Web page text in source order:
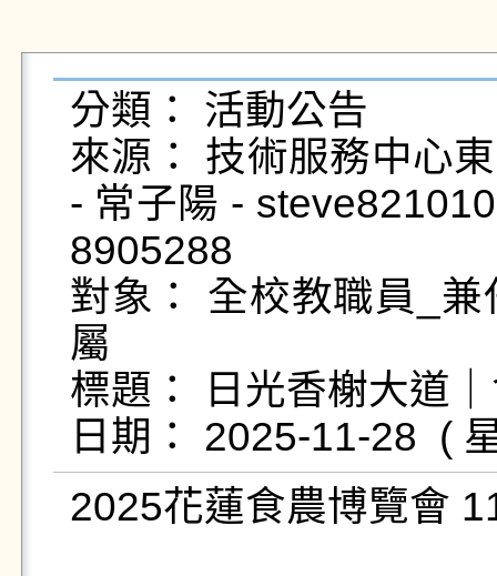
分類： 活動公告
來源： 技術服務中心
- 常子陽 -
8905288
對象： 全校教職員_
屬
標題： 日光香榭大道
2025花蓮食農博覽會